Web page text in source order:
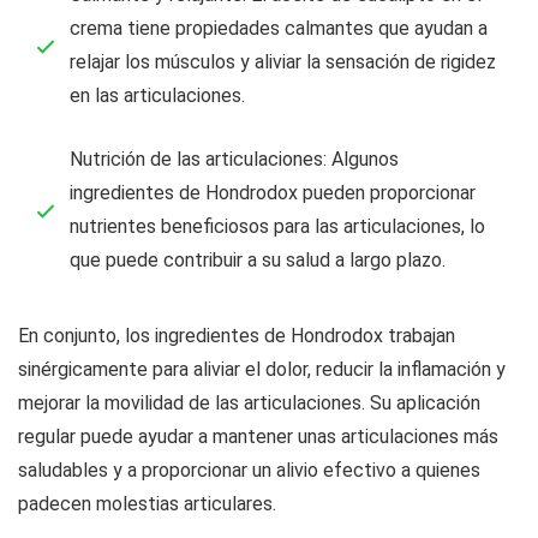
crema tiene propiedades calmantes que ayudan a
relajar los músculos y aliviar la sensación de rigidez
en las articulaciones.
Nutrición de las articulaciones: Algunos
ingredientes de Hondrodox pueden proporcionar
nutrientes beneficiosos para las articulaciones, lo
que puede contribuir a su salud a largo plazo.
En conjunto, los ingredientes de Hondrodox trabajan
sinérgicamente para aliviar el dolor, reducir la inflamación y
mejorar la movilidad de las articulaciones. Su aplicación
regular puede ayudar a mantener unas articulaciones más
saludables y a proporcionar un alivio efectivo a quienes
padecen molestias articulares.